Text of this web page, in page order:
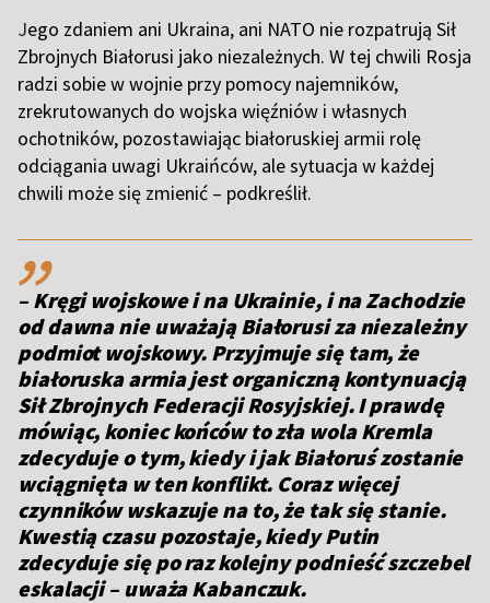
Jego zdaniem ani Ukraina, ani NATO nie rozpatrują Sił
Zbrojnych Białorusi jako niezależnych. W tej chwili Rosja
radzi sobie w wojnie przy pomocy najemników,
zrekrutowanych do wojska więźniów i własnych
ochotników, pozostawiając białoruskiej armii rolę
odciągania uwagi Ukraińców, ale sytuacja w każdej
chwili może się zmienić – podkreślił.
,,
– Kręgi wojskowe i na Ukrainie, i na Zachodzie
od dawna nie uważają Białorusi za niezależny
podmiot wojskowy. Przyjmuje się tam, że
białoruska armia jest organiczną kontynuacją
Sił Zbrojnych Federacji Rosyjskiej. I prawdę
mówiąc, koniec końców to zła wola Kremla
zdecyduje o tym, kiedy i jak Białoruś zostanie
wciągnięta w ten konflikt. Coraz więcej
czynników wskazuje na to, że tak się stanie.
Kwestią czasu pozostaje, kiedy Putin
zdecyduje się po raz kolejny podnieść szczebel
eskalacji – uważa Kabanczuk.